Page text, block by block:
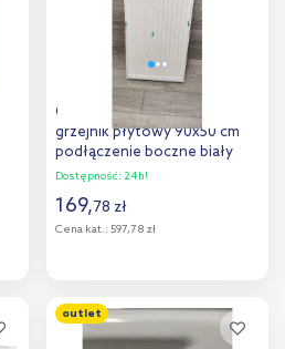
Outlet - Purmo Compact
grzejnik płytowy 90x50 cm
podłączenie boczne biały
C22 900x500
Dostępność: 24h!
169,78 zł
Cena kat.: 597,78 zł
Dodaj do
outlet